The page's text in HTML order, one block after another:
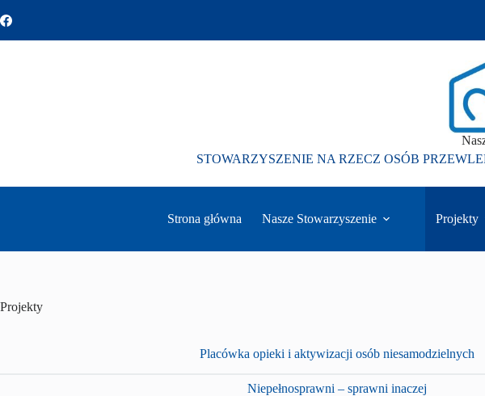
do
STOWARZYSZENIE NA RZECZ OSÓB
Strona główna Nasze Stowarzyszenie Projekty
Projekty
Placówka opieki i aktywizacji osób niesamodzielnych
Niepełnosprawni – sprawni inaczej